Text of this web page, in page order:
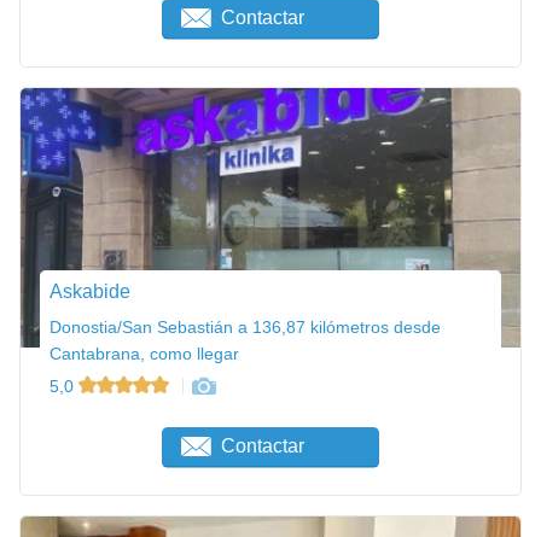
Contactar
Askabide
Donostia/San Sebastián a 136,87 kilómetros desde
Cantabrana, como llegar
5,0
Contactar